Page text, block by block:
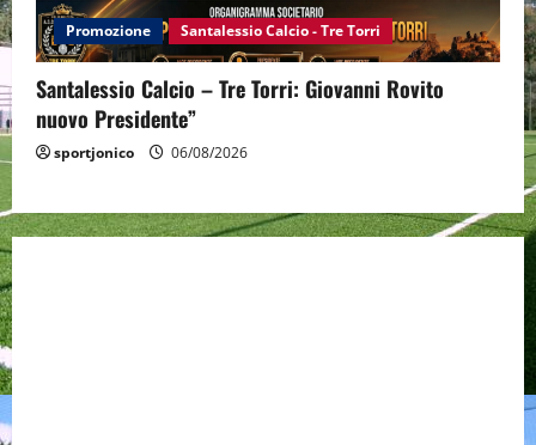
Promozione Santalessio Calcio - Tre Torri
Santalessio Calcio – Tre Torri: Giovanni Rovito
nuovo Presidente”
sportjonico 06/08/2026